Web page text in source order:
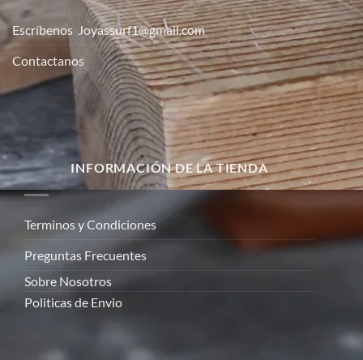
Escríbenos Joyassurf1@gmail.com
Contactanos
INFORMACIÓN DE LA TIENDA
Terminos y Condiciones
Preguntas Frecuentes
Sobre Nosotros
Politicas de Envio